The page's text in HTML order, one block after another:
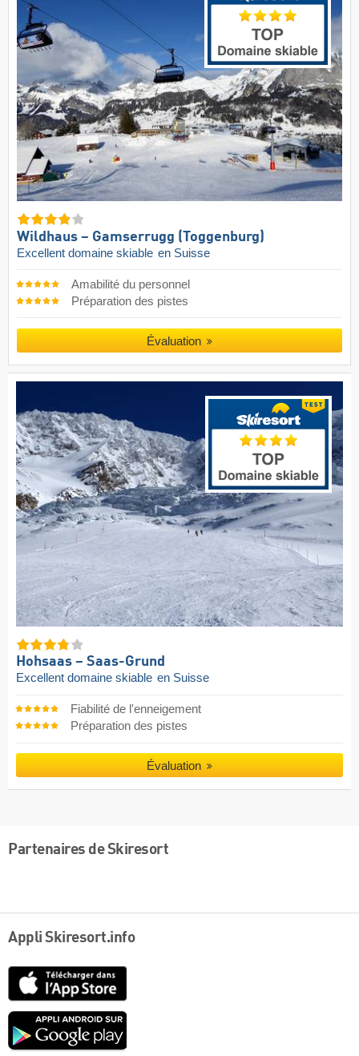
Wildhaus – Gamserrugg (Toggenburg)
Excellent domaine skiable en Suisse
Amabilité du personnel
Préparation des pistes
Évaluation
Hohsaas – Saas-Grund
Excellent domaine skiable en Suisse
Fiabilité de l'enneigement
Préparation des pistes
Évaluation
Partenaires de Skiresort
Appli Skiresort.info
Google